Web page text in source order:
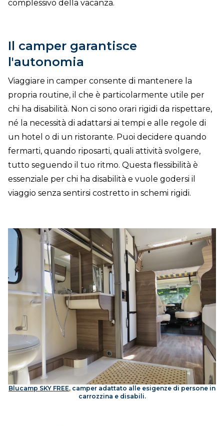
complessivo della vacanza.
Il camper garantisce
l'autonomia
Viaggiare in camper consente di mantenere la
propria routine, il che è particolarmente utile per
chi ha disabilità. Non ci sono orari rigidi da rispettare,
né la necessità di adattarsi ai tempi e alle regole di
un hotel o di un ristorante. Puoi decidere quando
fermarti, quando riposarti, quali attività svolgere,
tutto seguendo il tuo ritmo. Questa flessibilità è
essenziale per chi ha disabilità e vuole godersi il
viaggio senza sentirsi costretto in schemi rigidi.
Blucamp SKY FREE, camper adattato alle esigenze di persone in
carrozzina e disabili.